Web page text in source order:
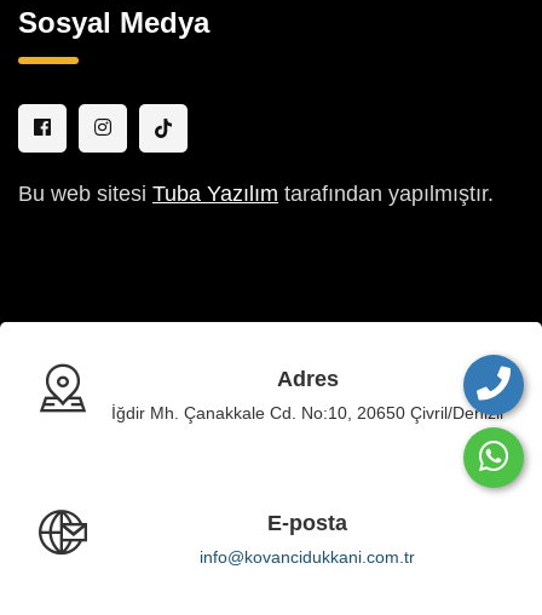
Sosyal Medya
Bu web sitesi Tuba Yazılım tarafından yapılmıştır.
Adres
İğdir Mh. Çanakkale Cd. No:10, 20650 Çivril/Denizli
E-posta
info@kovancidukkani.com.tr